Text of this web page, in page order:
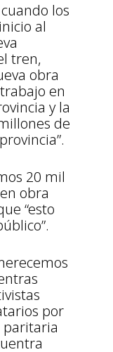
los
al
tren,
obra
en
y la
de
20 mil
obra
“esto
por
paritaria